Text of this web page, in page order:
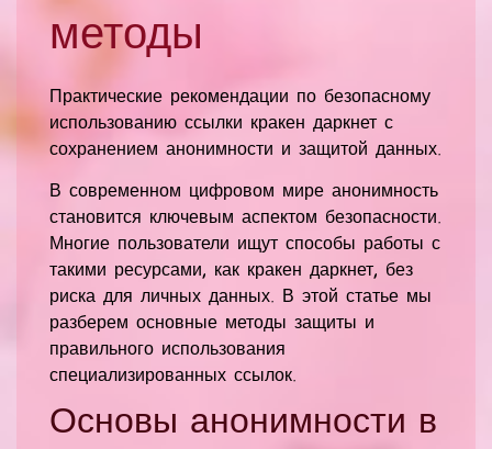
методы
Практические рекомендации по безопасному
использованию ссылки кракен даркнет с
сохранением анонимности и защитой данных.
В современном цифровом мире анонимность
становится ключевым аспектом безопасности.
Многие пользователи ищут способы работы с
такими ресурсами, как кракен даркнет, без
риска для личных данных. В этой статье мы
разберем основные методы защиты и
правильного использования
специализированных ссылок.
Основы анонимности в